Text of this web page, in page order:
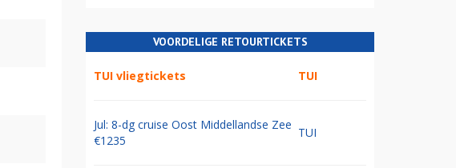
VOORDELIGE RETOURTICKETS
TUI vliegtickets TUI
Jul: 8-dg cruise Oost Middellandse Zee
€1235
TUI